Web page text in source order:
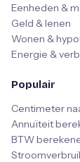
Eenheden &
Geld & lenen
Wonen &
Energie &
Populair
Centimeter
Annuïteit
BTW